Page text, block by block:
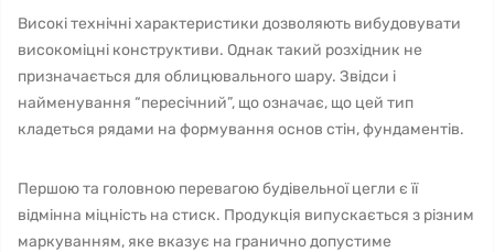
Високі технічні характеристики дозволяють вибудовувати
високоміцні конструктиви. Однак такий розхідник не
призначається для облицювального шару. Звідси і
найменування “пересічний”, що означає, що цей тип
кладеться рядами на формування основ стін, фундаментів.
Першою та головною перевагою будівельної цегли є її
відмінна міцність на стиск. Продукція випускається з різним
маркуванням, яке вказує на гранично допустиме